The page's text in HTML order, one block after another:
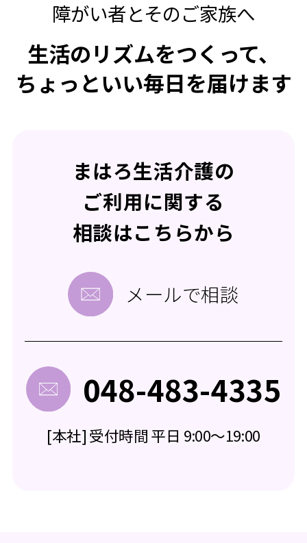
障がい者とそのご家族へ
生活のリズムをつくって、
ちょっといい毎日を届けます
まはろ生活介護の
ご利用に関する
相談はこちらから
メールで相談
048-483-4335
[本社] 受付時間 平日 9:00～19:00